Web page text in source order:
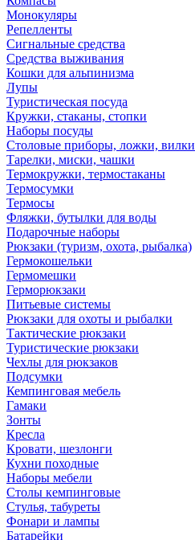
Монокуляры
Репелленты
Сигнальные средства
Средства выживания
Кошки для альпинизма
Лупы
Туристическая посуда
Кружки, стаканы, стопки
Наборы посуды
Столовые приборы, ложки, вилки
Тарелки, миски, чашки
Термокружки, термостаканы
Термосумки
Термосы
Фляжки, бутылки для воды
Подарочные наборы
Рюкзаки (туризм, охота, рыбалка)
Гермокошельки
Гермомешки
Герморюкзаки
Питьевые системы
Рюкзаки для охоты и рыбалки
Тактические рюкзаки
Туристические рюкзаки
Чехлы для рюкзаков
Подсумки
Кемпинговая мебель
Гамаки
Зонты
Кресла
Кровати, шезлонги
Кухни походные
Наборы мебели
Столы кемпинговые
Стулья, табуреты
Фонари и лампы
Батарейки